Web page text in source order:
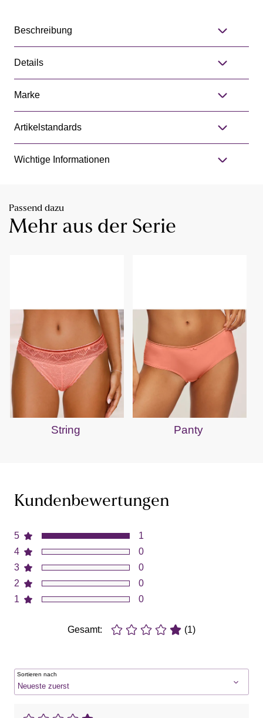
Beschreibung
Details
Marke
Artikelstandards
Wichtige Informationen
Passend dazu
Mehr aus der Serie
String Panty
Kundenbewertungen
5
4
3
2
1
1
0
0
0
0
Gesamt: (1)
Sortieren nach